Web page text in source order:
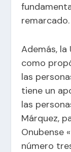
remarcado.
Además, la
como
las
tiene un
las
Márquez,
Onubense
número